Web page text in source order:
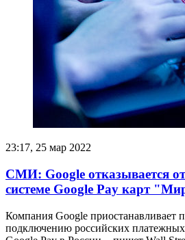
23:17, 25 мар 2022
СМИ: Google отказывается
системе Google Pay карт
Компания Google приостанавливает
подключению российских